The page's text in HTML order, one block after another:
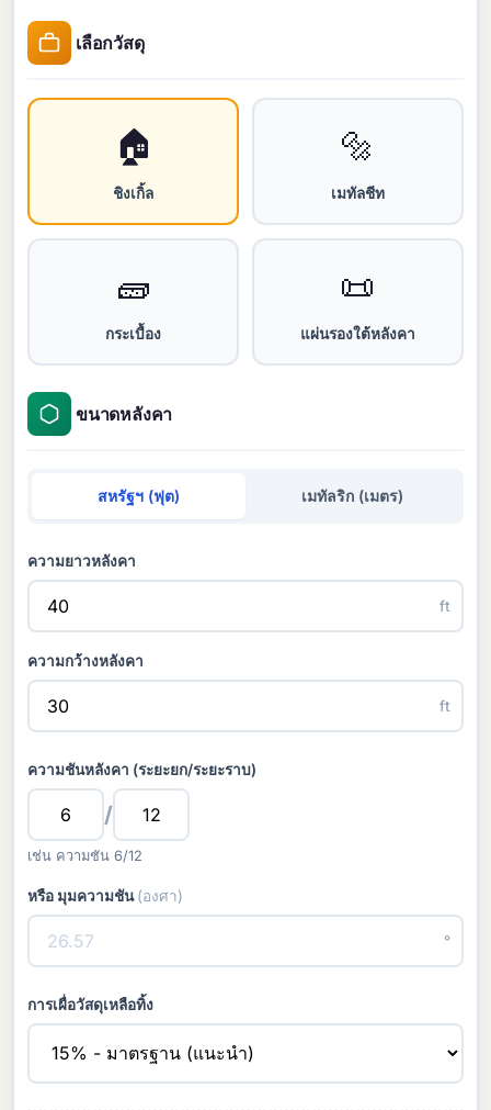
เลือกวัสดุ
🏠
ชิงเกิ้ล
🔩
เมทัลชีท
🧱
กระเบื้อง
📜
แผ่นรองใต้หลังคา
ขนาดหลังคา
สหรัฐฯ (ฟุต) เมทัลริก (เมตร)
ความยาวหลังคา
ft
ความกว้างหลังคา
ft
ความชันหลังคา (ระยะยก/ระยะราบ)
/
เช่น ความชัน 6/12
หรือ มุมความชัน(องศา)
°
การเผื่อวัสดุเหลือทิ้ง